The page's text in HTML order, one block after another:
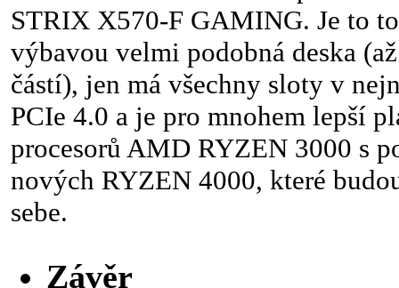
STRIX X570-F GAMING. Je to
výbavou velmi podobná deska
částí), jen má všechny sloty v
PCIe 4.0 a je pro mnohem lepší
procesorů AMD RYZEN 3000 s
nových RYZEN 4000, které
sebe.
Závěr